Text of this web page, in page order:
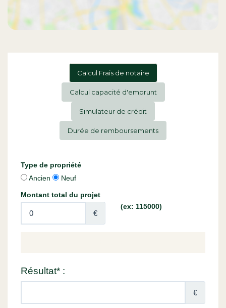
Calcul Frais de notaire
Calcul capacité d'emprunt
Simulateur de crédit
Durée de remboursements